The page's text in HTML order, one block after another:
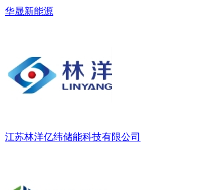
华晟新能源
江苏林洋亿纬储能科技有限公司